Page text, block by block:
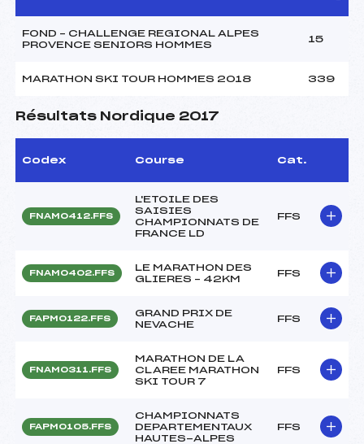
FOND – CHALLENGE REGIONAL ALPES
PROVENCE SENIORS HOMMES
15
MARATHON SKI TOUR HOMMES 2018 339
Résultats Nordique 2017
Codex Course Cat.
FNAM0412.FFS
L'ETOILE DES
SAISIES
CHAMPIONNATS DE
FRANCE LD
FFS
FNAM0402.FFS
LE MARATHON DES
GLIERES – 42KM
FFS
FAPM0122.FFS
GRAND PRIX DE
NEVACHE
FFS
FNAM0311.FFS
MARATHON DE LA
CLAREE MARATHON
SKI TOUR 7
FFS
FAPM0105.FFS
CHAMPIONNATS
DEPARTEMENTAUX
HAUTES-ALPES
FFS